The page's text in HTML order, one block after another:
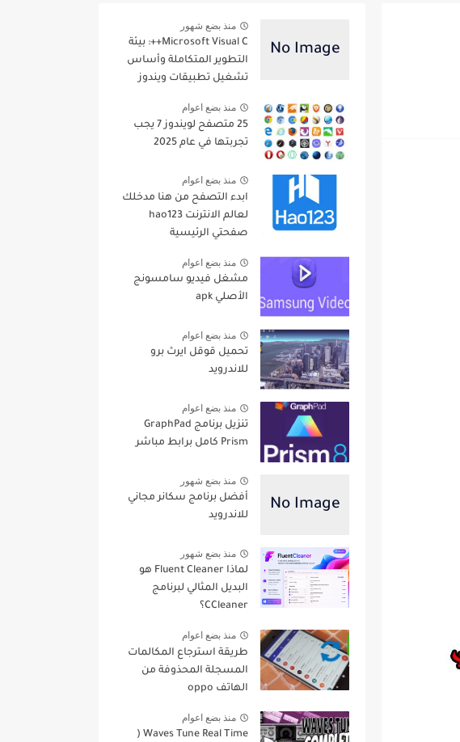
منذ بضع شهور
Microsoft Visual C++: بيئة
التطوير المتكاملة وأساس
تشغيل تطبيقات ويندوز
منذ بضع اعوام
25 متصفح لويندوز 7 يجب
تجربتها في عام 2025
منذ بضع اعوام
ابدء التصفح من هنا مدخلك
لعالم الانترنت hao123
صفحتي الرئيسية
منذ بضع اعوام
مشغل فيديو سامسونج
الأصلي apk
منذ بضع اعوام
تحميل قوقل ايرث برو
للاندرويد
منذ بضع اعوام
تنزيل برنامج GraphPad
Prism كامل برابط مباشر
منذ بضع شهور
أفضل برنامج سكانر مجاني
للاندرويد
منذ بضع شهور
لماذا Fluent Cleaner هو
البديل المثالي لبرنامج
CCleaner؟
منذ بضع اعوام
طريقة استرجاع المكالمات
المسجلة المحذوفة من
الهاتف oppo
منذ بضع اعوام
Waves Tune Real Time (